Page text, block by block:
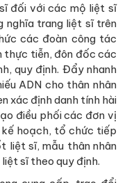
đối với các mộ liệt sĩ
nghĩa trang liệt sĩ trên
các đoàn công tác
thực tiễn, đôn đốc các
quy định. Đẩy nhanh
ADN cho thân nhân
xác định danh tính hài
điều phối các đơn vị
kế hoạch, tổ chức tiếp
liệt sĩ, mẫu thân nhân
sĩ theo quy định.